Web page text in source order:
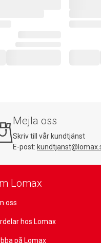
Mejla oss
Skriv till vår kundtjänst
E-post:
Lomax
oss
hos Lomax
på Lomax